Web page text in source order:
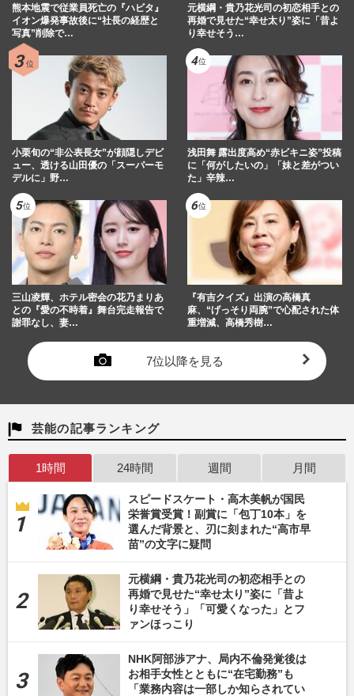
熊本地震で従業員死亡の『ハビタ』
イオン爆発事故後に“社長の経歴と
写真”削除で…
元横綱・貴乃花光司の初恋相手との
再婚で見せた“幸せ太り”姿に「昔よ
り幸せそう…
小栗旬の“非公表長女”が顔隠しデビ
ュー、透ける山田優の「スーパーモ
デルに」野…
浅田舞 露出度高め“赤ビキニ姿”投稿
に「何がしたいの」「妹と差がつい
た」辛辣…
三山凌輝、ホテル密会の花乃まりあ
との『愛の不時着』舞台完走報告で
謝罪なし、妻…
『有吉クイズ』出演の高橋真
麻、“げっそり両腕”で心配された体
重増減、高橋秀樹…
7位以降を見る
芸能の記事ランキング
1時間 24時間 週間 月間
スピードスケート・高木美帆が国民
栄誉賞受賞！副賞に「包丁10本」を
選んだ背景と、刃に刻まれた“高市早
苗”の文字に疑問
元横綱・貴乃花光司の初恋相手との
再婚で見せた“幸せ太り”姿に「昔よ
り幸せそう」「可愛くなった」とフ
ァンほっこり
NHK阿部渉アナ、局内不倫発覚後は
お相手女性とともに“在宅勤務”も
「業務内容は一部しか知らされてい